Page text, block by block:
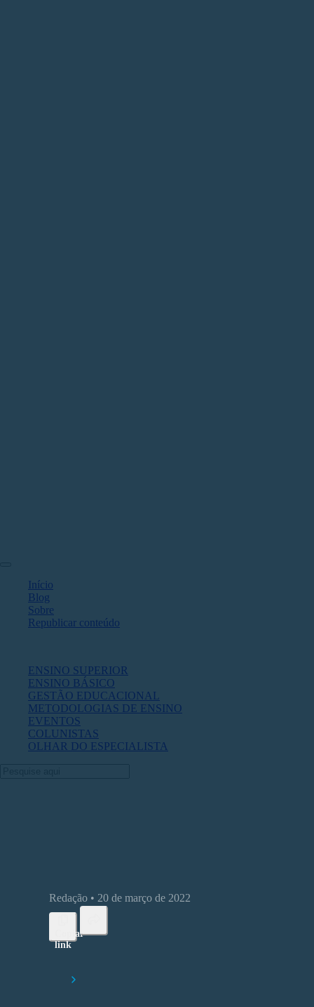
Início
Blog
Sobre
Republicar conteúdo
ENSINO SUPERIOR
ENSINO BÁSICO
GESTÃO EDUCACIONAL
METODOLOGIAS DE ENSINO
EVENTOS
COLUNISTAS
OLHAR DO ESPECIALISTA
Redação • 20 de março de 2022
Copiar
link